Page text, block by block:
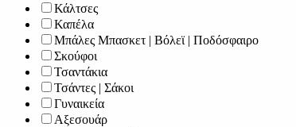
Κάλτσες
Καπέλα
Μπάλες Μπασκετ | Βόλεϊ | Ποδόσφαιρο
Σκούφοι
Τσαντάκια
Τσάντες | Σάκοι
Γυναικεία
Αξεσουάρ